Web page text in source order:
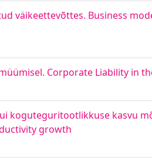
väikeettevõttes. Business
Corporate Liability in
koguteguritootlikkuse kasvu
growth